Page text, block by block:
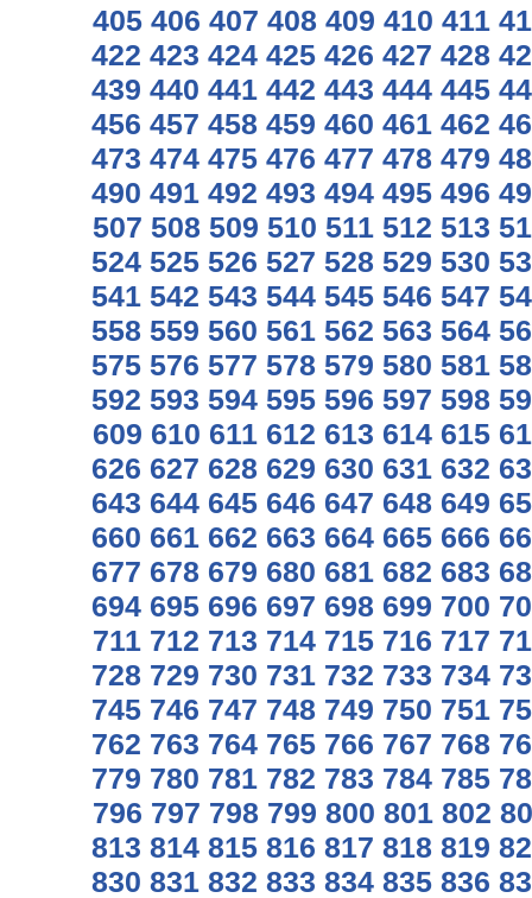
405 406 407 408 409 410 411
422 423 424 425 426 427 428
439 440 441 442 443 444 445
456 457 458 459 460 461 462
473 474 475 476 477 478 479
490 491 492 493 494 495 496
507 508 509 510 511 512 513
524 525 526 527 528 529 530
541 542 543 544 545 546 547
558 559 560 561 562 563 564
575 576 577 578 579 580 581
592 593 594 595 596 597 598
609 610 611 612 613 614 615
626 627 628 629 630 631 632
643 644 645 646 647 648 649
660 661 662 663 664 665 666
677 678 679 680 681 682 683
694 695 696 697 698 699 700
711 712 713 714 715 716 717
728 729 730 731 732 733 734
745 746 747 748 749 750 751
762 763 764 765 766 767 768
779 780 781 782 783 784 785
796 797 798 799 800 801 802
813 814 815 816 817 818 819
830 831 832 833 834 835 836